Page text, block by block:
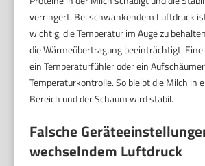
verringert. Bei schwankendem Luftdruck
wichtig, die Temperatur im Auge zu
die Wärmeübertragung beeinträchtigt.
ein Temperaturfühler oder ein
Temperaturkontrolle. So bleibt die Milch in
Bereich und der Schaum wird stabil.
Falsche
wechselndem Luftdruck